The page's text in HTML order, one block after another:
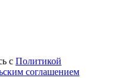
с Политикой
соглашением